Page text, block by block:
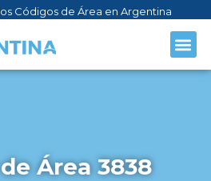
Códigos de Área en Argentina
Área 3838